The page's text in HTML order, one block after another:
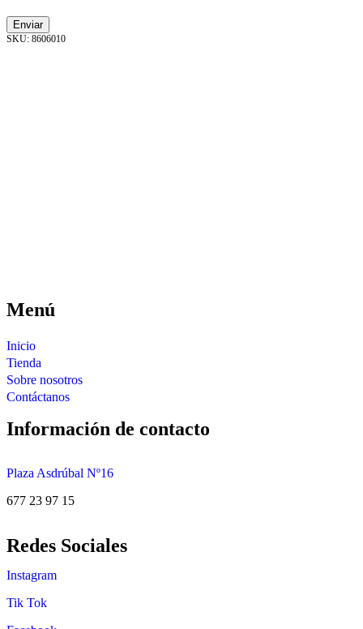
8606010
Menú
Inicio
Tienda
Sobre nosotros
Contáctanos
Información de contacto
Plaza Asdrúbal Nº16
677 23 97 15
Redes Sociales
Instagram
Tik Tok